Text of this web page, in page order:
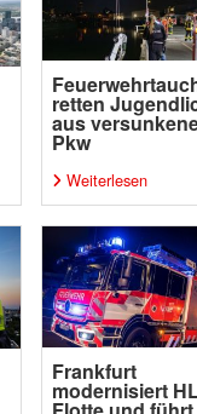
retten
aus
Pkw
Weiterlesen
Frankfurt
modernisiert